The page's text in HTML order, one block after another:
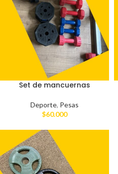
Set de mancuernas
Deporte, Pesas
$60.000